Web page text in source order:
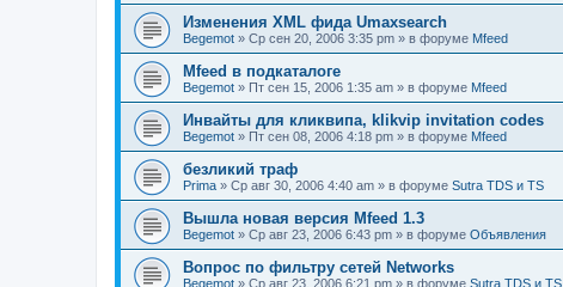
Изменения XML фида Umaxsearch
Begemot » Ср сен 20, 2006 3:35 pm » в форуме Mfeed
Mfeed в подкаталоге
Begemot » Пт сен 15, 2006 1:35 am » в форуме Mfeed
Инвайты для кликвипа, klikvip invitation codes
Begemot » Пт сен 08, 2006 4:18 pm » в форуме Mfeed
безликий траф
Prima » Ср авг 30, 2006 4:40 am » в форуме Sutra TDS и TS
Вышла новая версия Mfeed 1.3
Begemot » Ср авг 23, 2006 6:43 pm » в форуме Объявления
Вопрос по фильтру сетей Networks
Begemot » Ср авг 23, 2006 6:21 pm » в форуме Sutra TDS и TS